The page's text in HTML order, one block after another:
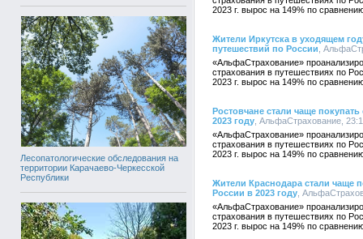
Лесопатологические обследования на
территории Карачаево-Черкесской
Республики
2023 г. вырос на 149% по
Жители Иркутска в уходящем
путешествий по России ,
«АльфаСтрахование»
страхования в путешествиях по
2023 г. вырос на 149% по
Ростовчане стали чаще
2023 году , АльфаСтрахование,
«АльфаСтрахование»
страхования в путешествиях по
2023 г. вырос на 149% по
Жители Краснодара стали чаще
России в 2023 году ,
«АльфаСтрахование»
страхования в путешествиях по
2023 г. вырос на 149% по